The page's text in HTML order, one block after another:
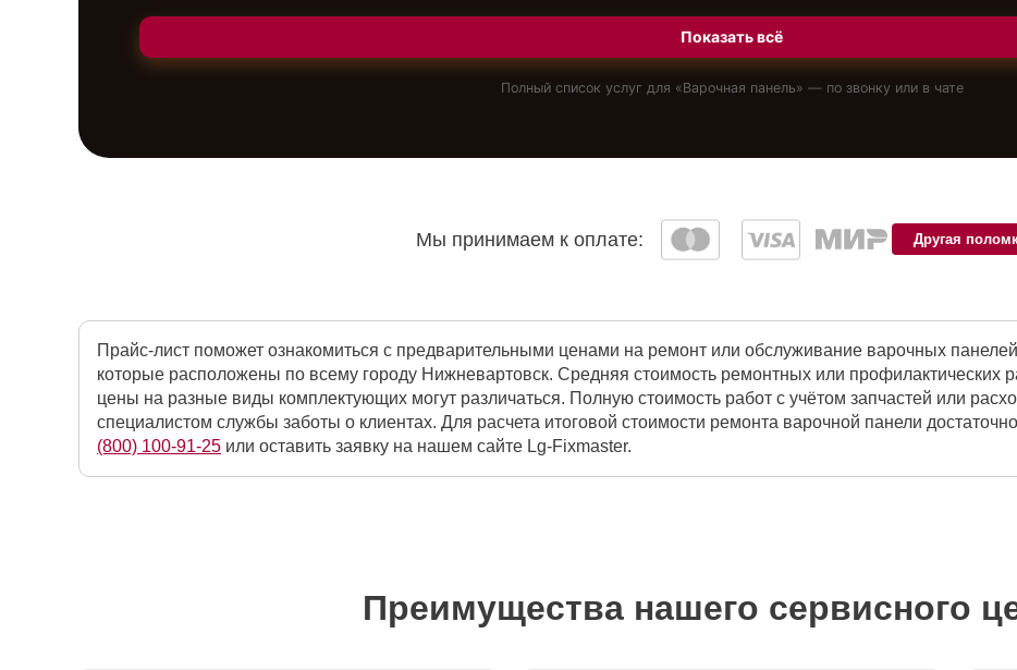
Показать всё
Полный список услуг для «Варочная панель» — по звонку или в чате
Мы принимаем к оплате: Другая
Прайс-лист поможет ознакомиться с предварительными ценами на ремонт или обслуживание варочных
которые расположены по всему городу Нижневартовск. Средняя стоимость ремонтных или профилактических
цены на разные виды комплектующих могут различаться. Полную стоимость работ с учётом запчастей или
специалистом службы заботы о клиентах. Для расчета итоговой стоимости ремонта варочной панели
(800) 100-91-25 или оставить заявку на нашем сайте Lg-Fixmaster.
Преимущества нашего сервисного